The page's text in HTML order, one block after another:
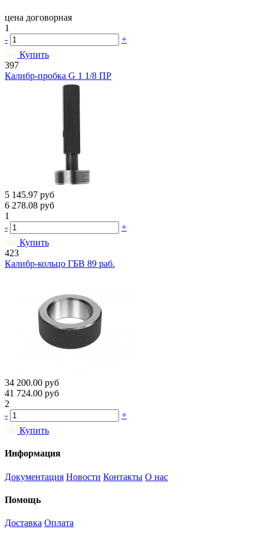
цена договорная
1
-
+
Купить
397
Калибр-пробка G 1 1/8 ПР
5 145.97 руб
6 278.08 руб
1
-
+
Купить
423
Калибр-кольцо ГБВ 89 раб.
34 200.00 руб
41 724.00 руб
2
-
+
Купить
Информация
Документация Новости Контакты О нас
Помощь
Доставка Оплата